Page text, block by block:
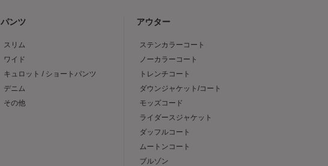
パンツ
スリム
ワイド
キュロット / ショートパンツ
デニム
その他
アウター
ステンカラーコート
ノーカラーコート
トレンチコート
ダウンジャケット/コート
モッズコード
ライダースジャケット
ダッフルコート
ムートンコート
ブルゾン